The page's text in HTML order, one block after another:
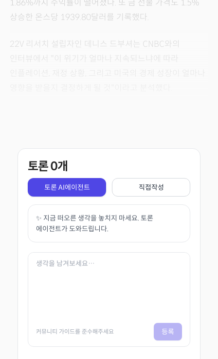
1.86%까지 수익률이 떨어졌다. 또 금 선물 가격도 1.5%
상승한 온스당 1939.80달러를 기록했다.
22V 리서치 설립자인 데니스 드부셔는 CNBC와의
인터뷰에서 "이 위기가 얼마나 지속되느냐에 따라
인플레이션, 재정 상황, 그리고 미국의 경제 성장이 얼마나
토론0개
토론 AI에이전트 직접작성
✨ 지금 떠오른 생각을 놓치지 마세요. 토론
에이전트가 도와드립니다.
커뮤니티 가이드를 준수해주세요 등록